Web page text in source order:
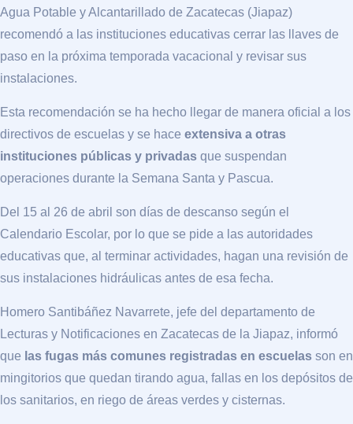
Agua Potable y Alcantarillado de Zacatecas (Jiapaz)
recomendó a las instituciones educativas cerrar las llaves de
paso en la próxima temporada vacacional y revisar sus
instalaciones.
Esta recomendación se ha hecho llegar de manera oficial a los
directivos de escuelas y se hace extensiva a otras
instituciones públicas y privadas que suspendan
operaciones durante la Semana Santa y Pascua.
Del 15 al 26 de abril son días de descanso según el
Calendario Escolar, por lo que se pide a las autoridades
educativas que, al terminar actividades, hagan una revisión de
sus instalaciones hidráulicas antes de esa fecha.
Homero Santibáñez Navarrete, jefe del departamento de
Lecturas y Notificaciones en Zacatecas de la Jiapaz, informó
que las fugas más comunes registradas en escuelas son en
mingitorios que quedan tirando agua, fallas en los depósitos de
los sanitarios, en riego de áreas verdes y cisternas.